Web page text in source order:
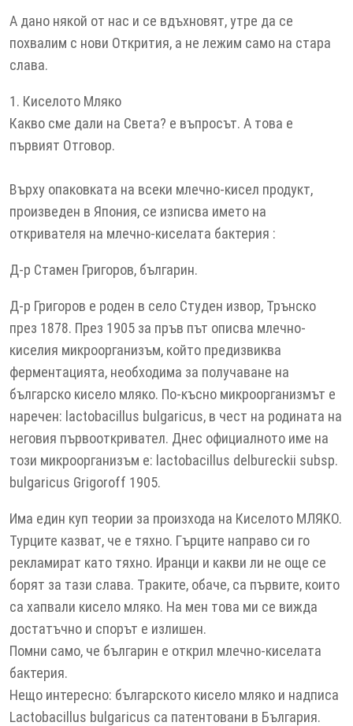
А дано някой от нас и се вдъхновят, утре да се
похвалим с нови Открития, а не лежим само на стара
слава.
1. Киселото Мляко
Какво сме дали на Света? е въпросът. А това е
първият Отговор.
Върху опаковката на всеки млечно-кисел продукт,
произведен в Япония, се изписва името на
откривателя на млечно-киселата бактерия :
Д-р Стамен Григоров, българин.
Д-р Григоров е роден в село Студен извор, Трънско
през 1878. През 1905 за пръв път описва млечно-
киселия микроорганизъм, който предизвиква
ферментацията, необходима за получаване на
българско кисело мляко. По-късно микроорганизмът е
наречен: lactobacillus bulgaricus, в чест на родината на
неговия първооткривател. Днес официалното име на
този микроорганизъм е: lactobacillus delbureckii subsp.
bulgaricus Grigoroff 1905.
Има един куп теории за произхода на Киселото МЛЯКО.
Турците казват, че е тяхно. Гърците направо си го
рекламират като тяхно. Иранци и какви ли не още се
борят за тази слава. Tраките, обаче, са първите, които
са хапвали кисело мляко. На мен това ми се вижда
достатъчно и спорът е излишен.
Помни само, че българин е открил млечно-киселата
бактерия.
Нещо интересно: българското кисело мляко и надписа
Lactobacillus bulgaricus са патентовани в България.